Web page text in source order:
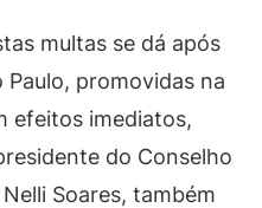
multas se dá após
promovidas na
efeitos imediatos,
do Conselho
Soares, também